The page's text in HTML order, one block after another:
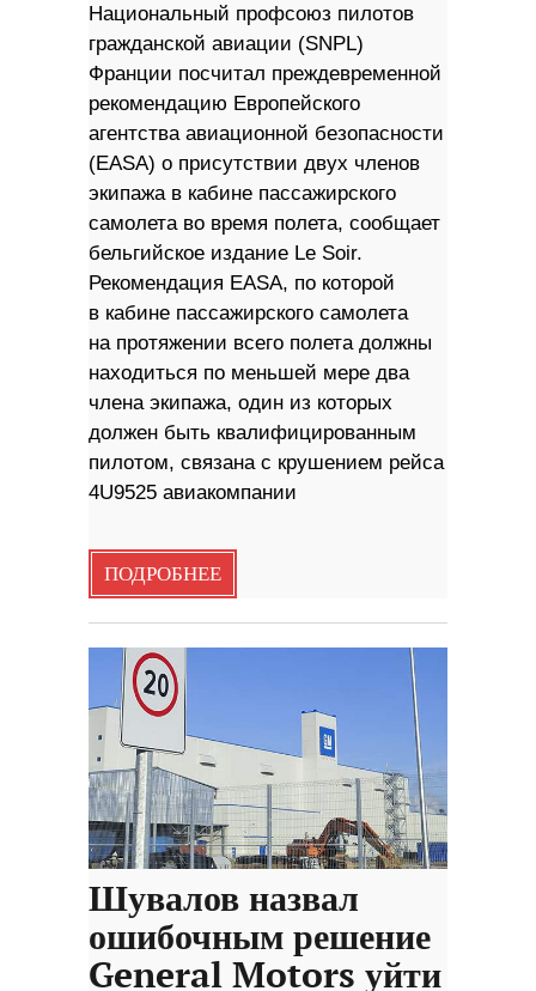
Национальный профсоюз пилотов
гражданской авиации (SNPL)
Франции посчитал преждевременной
рекомендацию Европейского
агентства авиационной безопасности
(EASA) о присутствии двух членов
экипажа в кабине пассажирского
самолета во время полета, сообщает
бельгийское издание Le Soir.
Рекомендация EASA, по которой
в кабине пассажирского самолета
на протяжении всего полета должны
находиться по меньшей мере два
члена экипажа, один из которых
должен быть квалифицированным
пилотом, связана с крушением рейса
4U9525 авиакомпании
ПОДРОБНЕЕ
Шувалов назвал
ошибочным решение
General Motors уйти